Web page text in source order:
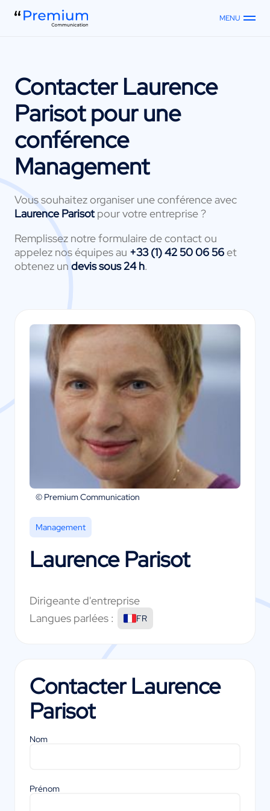
MENU
ContacterLaurence
Parisotpour une
conférence
Management
Vous souhaitez organiser une conférence avec
Laurence Parisot pour votre entreprise ?
Remplissez notre formulaire de contact ou
appelez nos équipes au +33 (1) 42 50 06 56et
obtenez un devis sous 24 h.
© Premium Communication
Management
Laurence Parisot
Dirigeante d'entreprise
Langues parlées :
FR
ContacterLaurence
Parisot
Nom
Prénom